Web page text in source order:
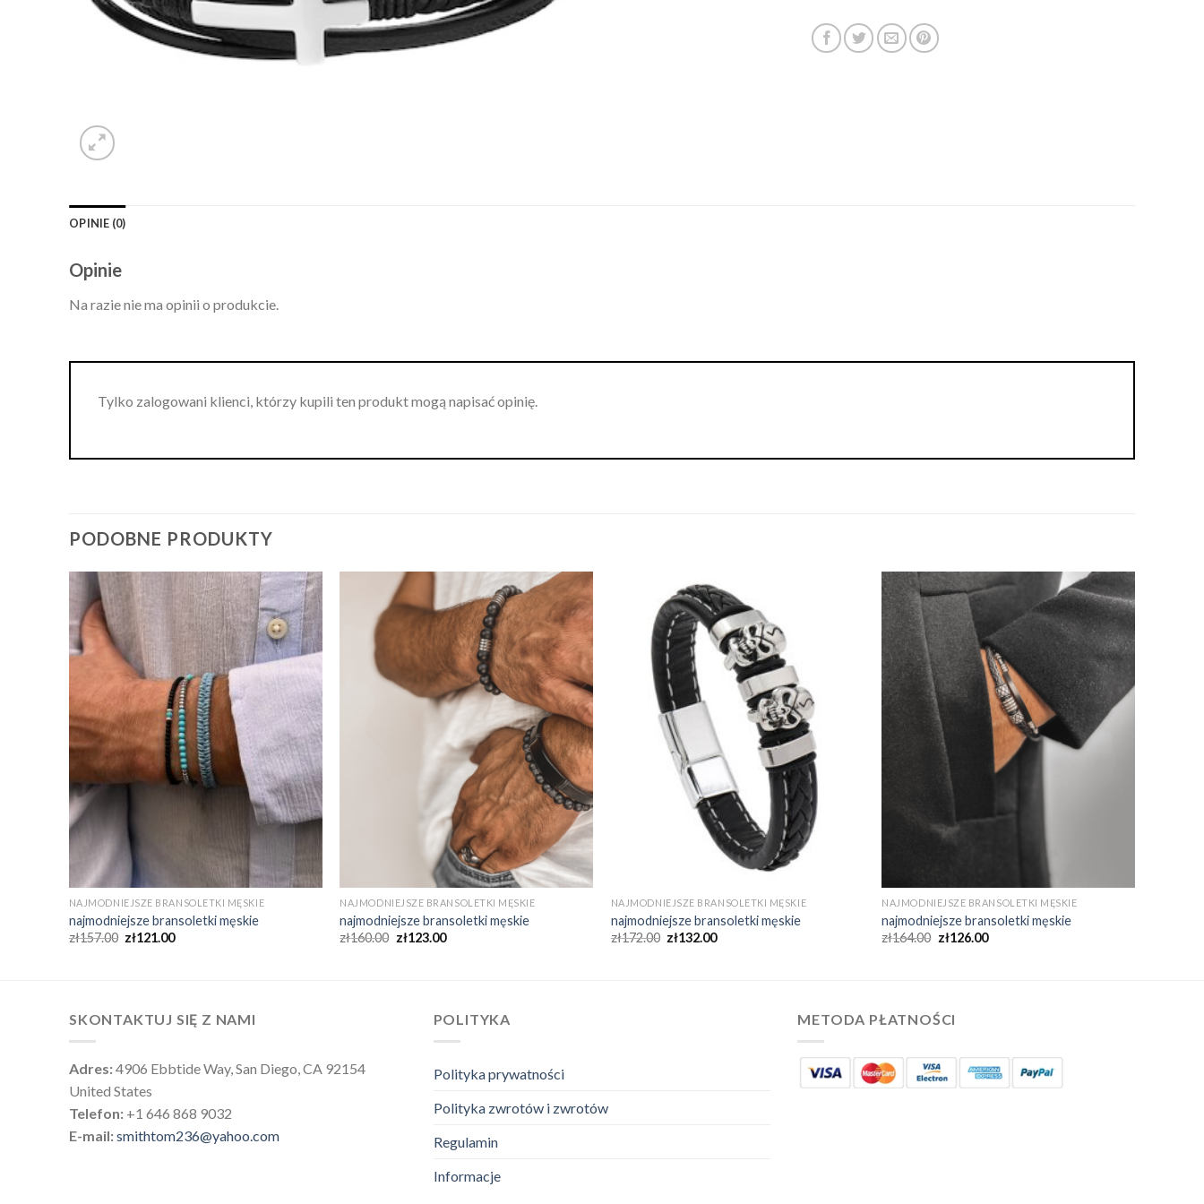
OPINIE (0)
Opinie
Na razie nie ma opinii o produkcie.
Tylko zalogowani klienci, którzy kupili ten produkt mogą napisać opinię.
PODOBNE PRODUKTY
NAJMODNIEJSZE BRANSOLETKI MĘSKIE
najmodniejsze bransoletki męskie
zł157.00 zł121.00
NAJMODNIEJSZE BRANSOLETKI MĘSKIE
najmodniejsze bransoletki męskie
zł160.00 zł123.00
NAJMODNIEJSZE BRANSOLETKI MĘSKIE
najmodniejsze bransoletki męskie
zł172.00 zł132.00
NAJMODNIEJSZE BRANSOLETKI MĘSKIE
najmodniejsze bransoletki męskie
zł164.00 zł126.00
SKONTAKTUJ SIĘ Z NAMI
Adres:4906 Ebbtide Way, San Diego, CA 92154
United States
Telefon: +1 646 868 9032
E-mail:smithtom236@yahoo.com
POLITYKA
Polityka prywatności
Polityka zwrotów i zwrotów
Regulamin
Informacje
METODA PŁATNOŚCI